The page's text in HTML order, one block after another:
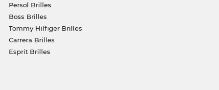
Persol Brilles
Boss Brilles
Tommy Hilfiger Brilles
Carrera Brilles
Esprit Brilles